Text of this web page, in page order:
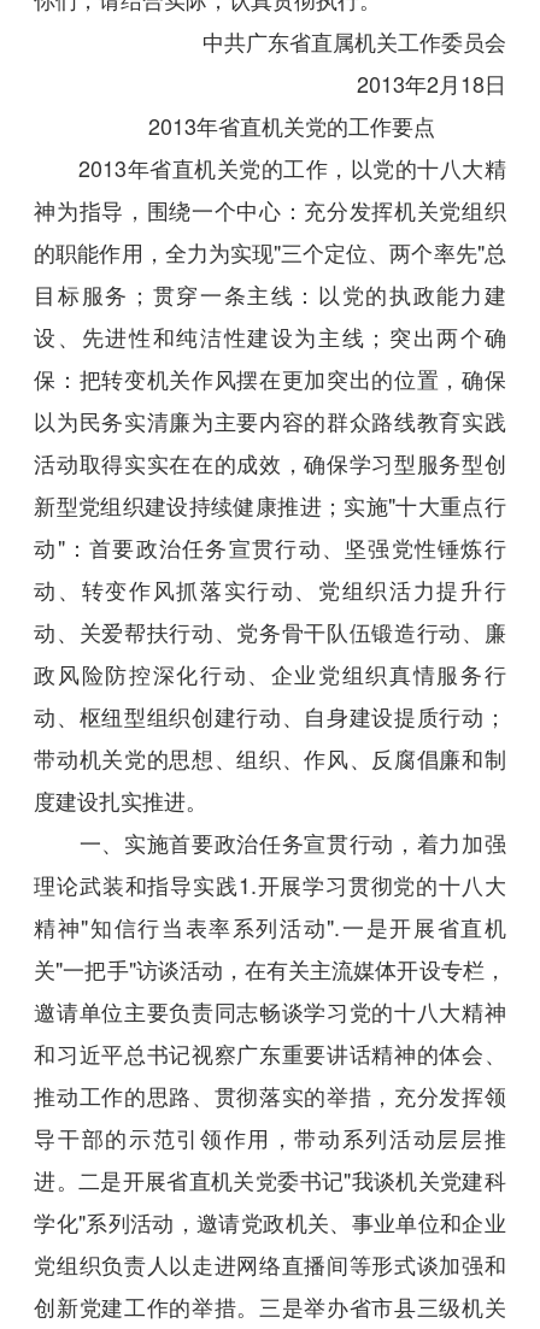
中共广东省直属机关工作委员会
2013年2月18日
2013年省直机关党的工作要点
2013年省直机关党的工作，以党的十八大精
神为指导，围绕一个中心：充分发挥机关党组织
的职能作用，全力为实现"三个定位、两个率先"总
目标服务；贯穿一条主线：以党的执政能力建
设、先进性和纯洁性建设为主线；突出两个确
保：把转变机关作风摆在更加突出的位置，确保
以为民务实清廉为主要内容的群众路线教育实践
活动取得实实在在的成效，确保学习型服务型创
新型党组织建设持续健康推进；实施"十大重点行
动"：首要政治任务宣贯行动、坚强党性锤炼行
动、转变作风抓落实行动、党组织活力提升行
动、关爱帮扶行动、党务骨干队伍锻造行动、廉
政风险防控深化行动、企业党组织真情服务行
动、枢纽型组织创建行动、自身建设提质行动；
带动机关党的思想、组织、作风、反腐倡廉和制
度建设扎实推进。
一、实施首要政治任务宣贯行动，着力加强
理论武装和指导实践1.开展学习贯彻党的十八大
精神"知信行当表率系列活动".一是开展省直机
关"一把手"访谈活动，在有关主流媒体开设专栏，
邀请单位主要负责同志畅谈学习党的十八大精神
和习近平总书记视察广东重要讲话精神的体会、
推动工作的思路、贯彻落实的举措，充分发挥领
导干部的示范引领作用，带动系列活动层层推
进。二是开展省直机关党委书记"我谈机关党建科
学化"系列活动，邀请党政机关、事业单位和企业
党组织负责人以走进网络直播间等形式谈加强和
创新党建工作的举措。三是举办省市县三级机关